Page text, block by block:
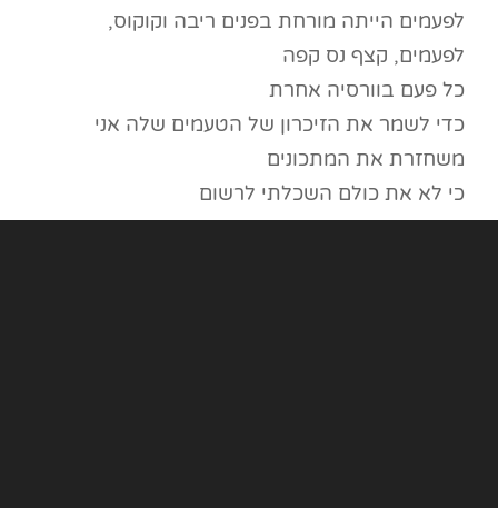
לפעמים הייתה מורחת בפנים ריבה וקוקוס,
לפעמים, קצף נס קפה
כל פעם בוורסיה אחרת
כדי לשמר את הזיכרון של הטעמים שלה אני
משחזרת את המתכונים
כי לא את כולם השכלתי לרשום